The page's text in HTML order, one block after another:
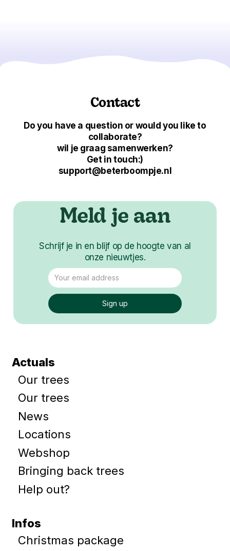
Contact
Do you have a question or would you like to
collaborate?
wil je graag samenwerken?
Get in touch:)
support@beterboompje.nl
Meld je aan
Schrijf je in en blijf op de hoogte van al
onze nieuwtjes.
Actuals
Our trees
Our trees
News
Locations
Webshop
Bringing back trees
Help out?
Infos
Christmas package